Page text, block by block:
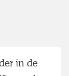
in de